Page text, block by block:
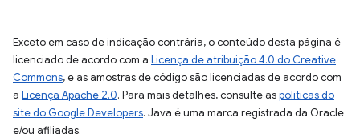
Exceto em caso de indicação contrária, o conteúdo desta página é
licenciado de acordo com a Licença de atribuição 4.0 do Creative
Commons, e as amostras de código são licenciadas de acordo com
a Licença Apache 2.0. Para mais detalhes, consulte aspolíticas do
site do Google Developers. Java é uma marca registrada da Oracle
e/ou afiliadas.